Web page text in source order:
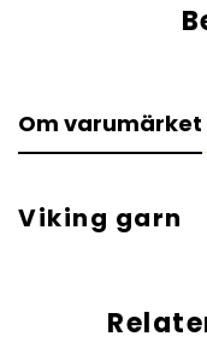
Om varumärket
Viking garn